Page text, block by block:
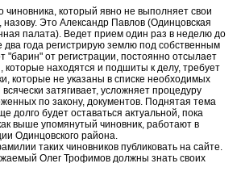
чиновника, который явно не выполняет свои
назову. Это Александр Павлов (Одинцовская
палата). Ведет прием один раз в неделю до
два года регистрирую землю под собственным
"барин" от регистрации, постоянно отсылает
которые находятся и подшиты к делу, требует
которые не указаны в списке необходимых
затягивает, усложняет процедуру
по закону, документов. Поднятая тема
долго будет оставаться актуальной, пока
выше упомянутый чиновник, работают в
Одинцовского района.
таких чиновников публиковать на сайте.
Олег Трофимов должны знать своих